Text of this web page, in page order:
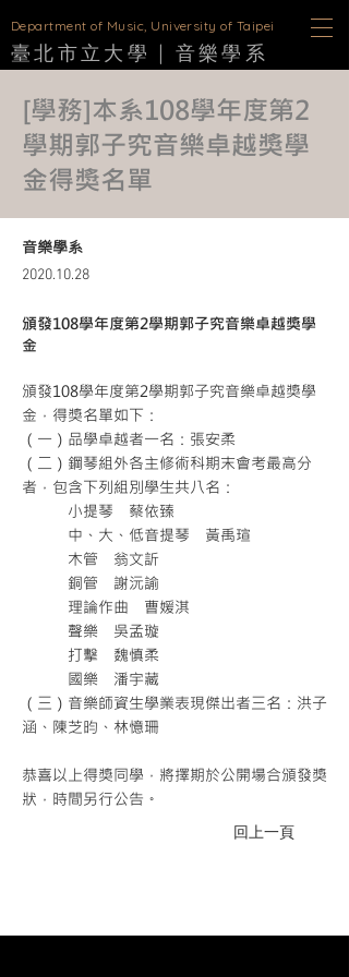
Department of Music, University of Taipei
臺北市立大學 | 音樂學 系
[學務]本系108學年度第2
學期郭子究音樂卓越獎學
金得獎名單
音樂學系
2020.10.28
頒發108學年度第2學期郭子究音樂卓越獎學
金
頒發108學年度第2學期郭子究音樂卓越獎學
金，得獎名單如下：
（一）品學卓越者一名：張安柔
（二）鋼琴組外各主修術科期末會考最高分
者，包含下列組別學生共八名：
小提琴 蔡依臻
中、大、低音提琴 黃禹瑄
木管 翁文訢
銅管 謝沅諭
理論作曲 曹媛淇
聲樂 吳孟璇
打擊 魏慎柔
國樂 潘宇藏
（三）音樂師資生學業表現傑出者三名：洪子
涵、陳芝昀、林憶珊
恭喜以上得獎同學，將擇期於公開場合頒發獎
狀，時間另行公告。
回上一頁